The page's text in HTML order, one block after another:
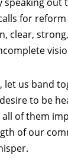
for reform
clear,
let us band
to be
of them
of our